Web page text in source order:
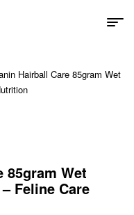
Hairball Care 85gram Wet
85gram Wet
Feline Care